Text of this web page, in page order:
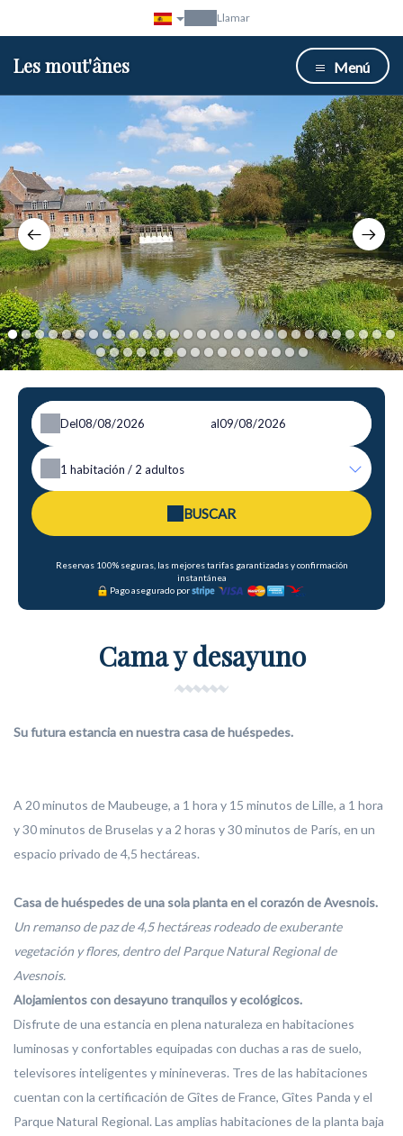
Llamar
Les mout'ânes Menú
1 2 3 4 5 6 7 8 9 10 1112 13 14 15 16 17 18 1920212223242526272829
30313233343536373839404142434445
Del al
1 habitación / 2 adultos
BUSCAR
Reservas 100% seguras, las mejores tarifas garantizadas y confirmación
instantánea
Pago asegurado por
Cama y desayuno
Su futura estancia en nuestra casa de huéspedes.
A 20 minutos de Maubeuge, a 1 hora y 15 minutos de Lille, a 1 hora
y 30 minutos de Bruselas y a 2 horas y 30 minutos de París, en un
espacio privado de 4,5 hectáreas.
Casa de huéspedes de una sola planta en el corazón de Avesnois.
Un remanso de paz de 4,5 hectáreas rodeado de exuberante
vegetación y flores, dentro del Parque Natural Regional de
Avesnois.
Alojamientos con desayuno tranquilos y ecológicos.
Disfrute de una estancia en plena naturaleza en habitaciones
luminosas y confortables equipadas con duchas a ras de suelo,
televisores inteligentes y minineveras. Tres de las habitaciones
cuentan con la certificación de Gîtes de France, Gîtes Panda y el
Parque Natural Regional. Las amplias habitaciones de la planta baja